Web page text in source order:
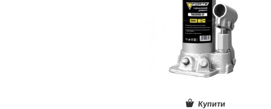
Купити